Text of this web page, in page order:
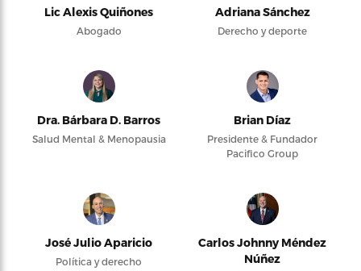
Lic Alexis Quiñones
Abogado
Adriana Sánchez
Derecho y deporte
Dra. Bárbara D. Barros
Salud Mental & Menopausia
Brian Díaz
Presidente & Fundador
Pacifico Group
José Julio Aparicio
Política y derecho
Carlos Johnny Méndez
Núñez